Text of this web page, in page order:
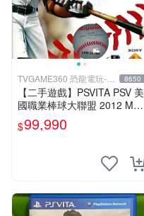
TVGAME360 恐龍電玩-台
中店
8650
【二手遊戲】PSVITA PSV 美
國職業棒球大聯盟 2012 MLB
THE SHOW 12 英文版 【台
中恐龍電玩】
$99,990